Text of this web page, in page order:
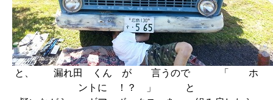
と、 漏れ田 くん が 言うので 「 ホ
ントに ！？ 」 と